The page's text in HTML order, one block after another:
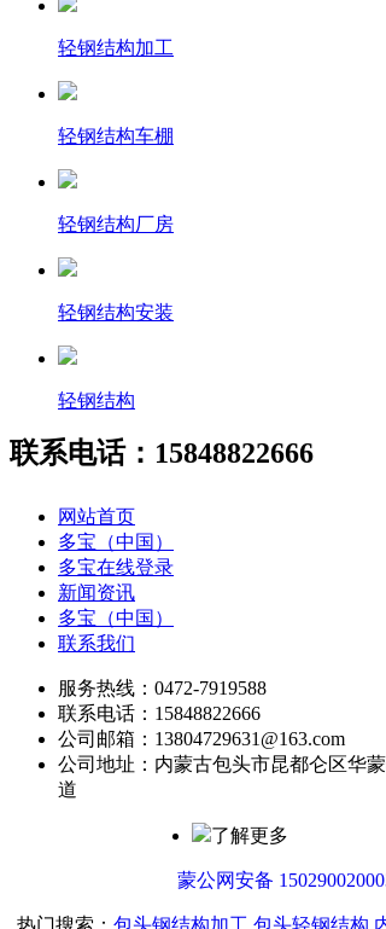
轻钢结构加工
轻钢结构车棚
轻钢结构厂房
轻钢结构安装
轻钢结构
联系电话：15848822666
网站首页
多宝（中国）
多宝在线登录
新闻资讯
多宝（中国）
联系我们
服务热线：0472-7919588
联系电话：15848822666
公司邮箱：13804729631@163.com
公司地址：内蒙古包头市昆都仑区华
道
了解更多
蒙公网安备
热门搜索： 包头钢结构加工 包头轻钢结构